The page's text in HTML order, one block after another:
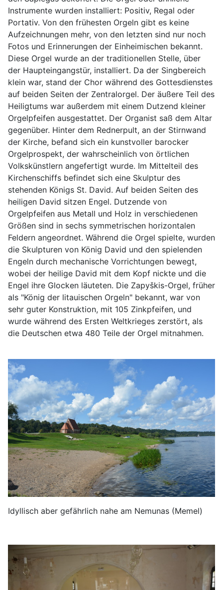
Instrumente wurden installiert: Positiv, Regal oder
Portativ. Von den frühesten Orgeln gibt es keine
Aufzeichnungen mehr, von den letzten sind nur noch
Fotos und Erinnerungen der Einheimischen bekannt.
Diese Orgel wurde an der traditionellen Stelle, über
der Haupteingangstür, installiert. Da der Singbereich
klein war, stand der Chor während des Gottesdienstes
auf beiden Seiten der Zentralorgel. Der äußere Teil des
Heiligtums war außerdem mit einem Dutzend kleiner
Orgelpfeifen ausgestattet. Der Organist saß dem Altar
gegenüber. Hinter dem Rednerpult, an der Stirnwand
der Kirche, befand sich ein kunstvoller barocker
Orgelprospekt, der wahrscheinlich von örtlichen
Volkskünstlern angefertigt wurde. Im Mittelteil des
Kirchenschiffs befindet sich eine Skulptur des
stehenden Königs St. David. Auf beiden Seiten des
heiligen David sitzen Engel. Dutzende von
Orgelpfeifen aus Metall und Holz in verschiedenen
Größen sind in sechs symmetrischen horizontalen
Feldern angeordnet. Während die Orgel spielte, wurden
die Skulpturen von König David und den spielenden
Engeln durch mechanische Vorrichtungen bewegt,
wobei der heilige David mit dem Kopf nickte und die
Engel ihre Glocken läuteten. Die Zapyškis-Orgel, früher
als "König der litauischen Orgeln" bekannt, war von
sehr guter Konstruktion, mit 105 Zinkpfeifen, und
wurde während des Ersten Weltkrieges zerstört, als
die Deutschen etwa 480 Teile der Orgel mitnahmen.
Idyllisch aber gefährlich nahe am Nemunas (Memel)